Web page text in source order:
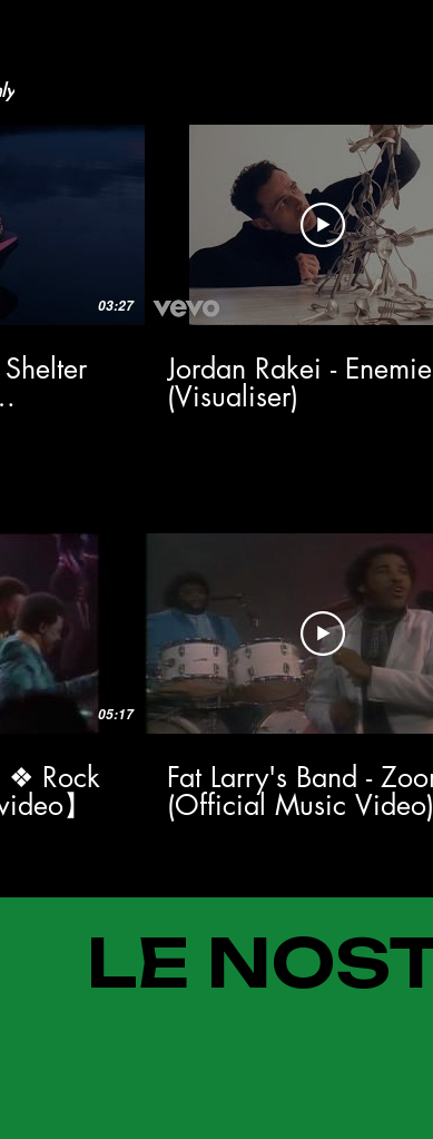
03:27
Jordan Rakei -
(Visualiser)
05:17
❖ Rock
】
Fat Larry's Band -
(Official Music Video)
LE